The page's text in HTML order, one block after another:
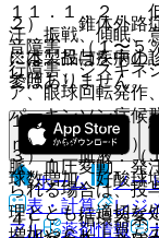
２）． 錐体外路
音障害、（１〜５
行障害、ジスキネ
ア、眼球回転発作
パーキンソン症候
３）． 血液：（
球数増加、好酸球
４）． 循環器系
１１．１．２．
汗、振戦、傾眠、
には、投与を中止
参照〕。
１１．１．３．
ｎ）（０．２％）
脈、血圧変動、発
られる場合は、投
理とともに適切な
※本製品は疾病の
ではありません。
ホーム
ノー
表・計算
レジ
アル
薬剤情報